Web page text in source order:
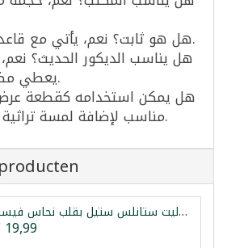
هل هو ثابت؟ نعم، يأتي مع قاعدة للوقوف والعرض.
هل يناسب الديكور الحديث؟
يعطي مظهراً بسيطاً وراقياً.
هل يمكن استخدامه كقطعة
مناسب لإضافة لمسة تراثية في واجهة العرض.
شطاف تواليت ستانلس ستيل بقلب نحاس فيستا